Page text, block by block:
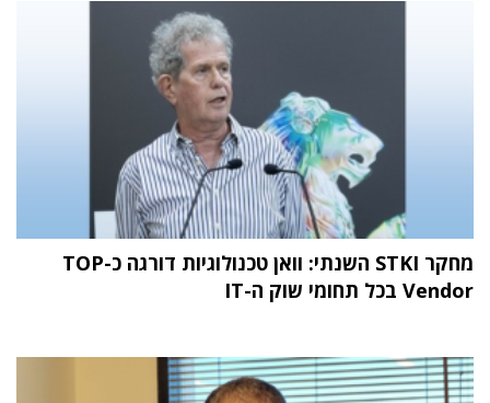
מחקר STKI השנתי: וואן טכנולוגיות דורגה כ-TOP
Vendor בכל תחומי שוק ה-IT